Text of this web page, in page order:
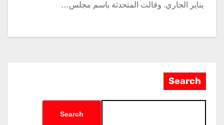
يناير الجاري. وقالت المتحدثة باسم مجلس…
Search
Search